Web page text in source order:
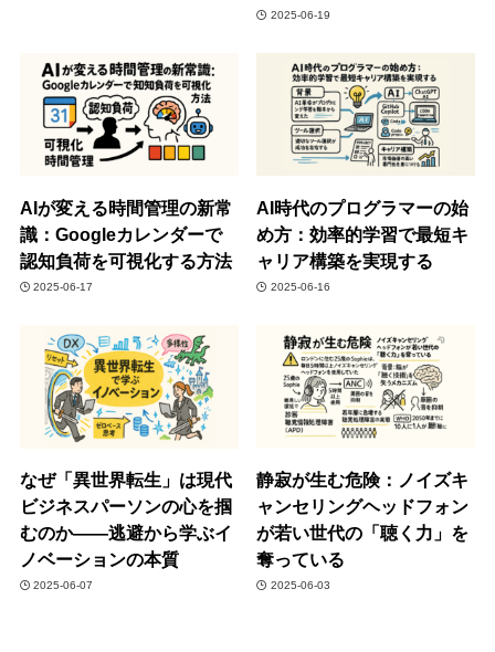
2025-06-19
AIが変える時間管理の新常
識：Googleカレンダーで
認知負荷を可視化する方法
2025-06-17
AI時代のプログラマーの始
め方：効率的学習で最短キ
ャリア構築を実現する
2025-06-16
なぜ「異世界転生」は現代
ビジネスパーソンの心を掴
むのか――逃避から学ぶイ
ノベーションの本質
2025-06-07
静寂が生む危険：ノイズキ
ャンセリングヘッドフォン
が若い世代の「聴く力」を
奪っている
2025-06-03